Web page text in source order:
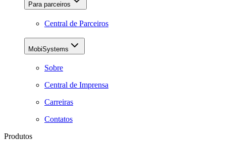
Para parceiros
Central de Parceiros
MobiSystems
Sobre
Central de Imprensa
Carreiras
Contatos
Produtos